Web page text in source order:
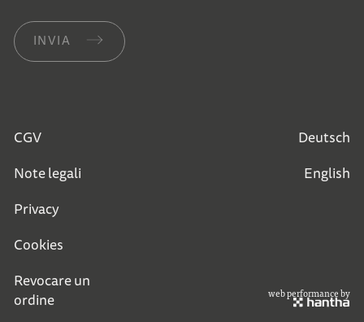
INVIA
CGV
Note legali
Privacy
Cookies
Revocare un
ordine
Deutsch
English
web performance by